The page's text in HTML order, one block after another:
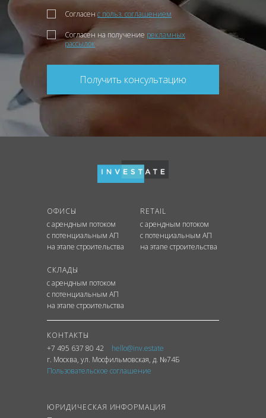
Согласен с польз. соглашением
Согласен на получение рекламных
рассылок
Получить консультацию
ОФИСЫ
с арендным потоком
с потенциальным АП
на этапе строительства
RETAIL
с арендным потоком
с потенциальным АП
на этапе строительства
СКЛАДЫ
с арендным потоком
с потенциальным АП
на этапе строительства
КОНТАКТЫ
+7 495 637 80 42
hello@inv.estate
г. Москва, ул. Мосфильмовская, д. №74Б
Пользовательское соглашение
ЮРИДИЧЕСКАЯ ИНФОРМАЦИЯ